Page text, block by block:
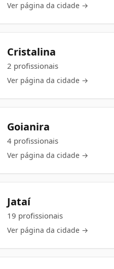
Ver página da cidade →
Cristalina
2 profissionais
Ver página da cidade →
Goianira
4 profissionais
Ver página da cidade →
Jataí
19 profissionais
Ver página da cidade →